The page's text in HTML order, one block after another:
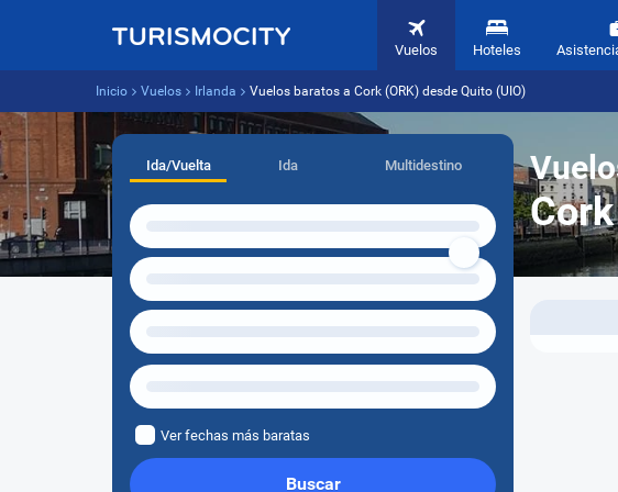
Vuelos Hoteles
Inicio Vuelos Irlanda Vuelos baratos a Cork (ORK) desde Quito (UIO)
Cork
Ida/Vuelta Ida Multidestino
Ver fechas más baratas
Buscar